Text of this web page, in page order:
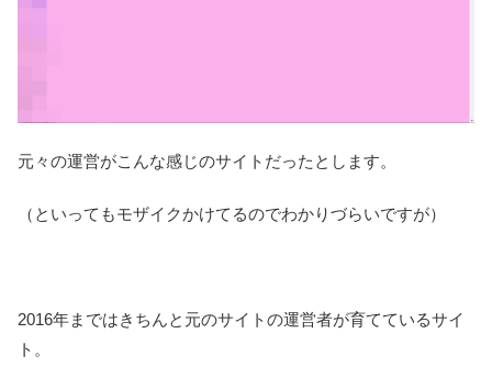
元々の運営がこんな感じのサイトだったとします。
（といってもモザイクかけてるのでわかりづらいですが）
2016年まではきちんと元のサイトの運営者が育てているサイ
ト。